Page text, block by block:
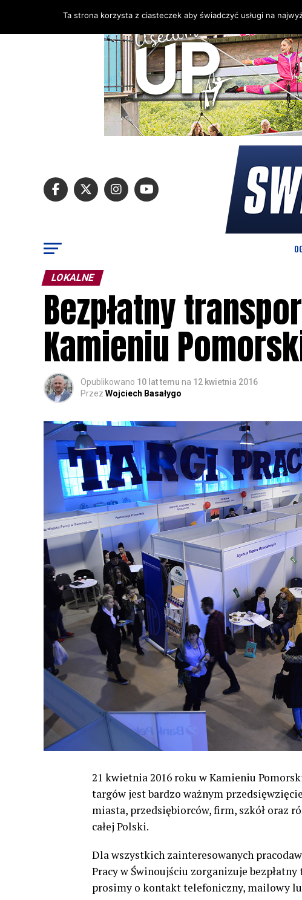
LOKALNE
Bezpłatny
Kamieniu
Opublikowano 10 lat temu na 12 kwietnia 2016
Przez Wojciech Basałygo
21 kwietnia 2016 roku w Kamieniu
targów jest bardzo ważnym
miasta, przedsiębiorców, firm, szkół oraz
całej Polski.
Dla wszystkich zainteresowanych
Pracy w Świnoujściu zorganizuje
prosimy o kontakt telefoniczny, mailowy
Ta strona korzysta z ciasteczek aby świadczyć usługi na